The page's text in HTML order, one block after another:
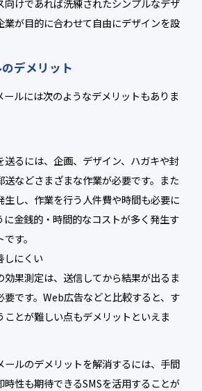
向けであれば洗練されたシンプルなデザ
業が目的に合わせて自由にデザインを設
デメリット
ルには次のようなデメリットもありま
送るには、企画、デザイン、ハガキや封
送などさまざまな作業が必要です。また
生し、作業を行う人件費や時間も必要に
に金銭的・時間的なコストが多く発生す
す。
しにくい
効果測定は、送信してから結果が出るま
要です。Web広告などと比較すると、す
ことが難しい点もデメリットといえま
ールのデメリットを解消するには、手間
時性も期待できるSMSを活用することが